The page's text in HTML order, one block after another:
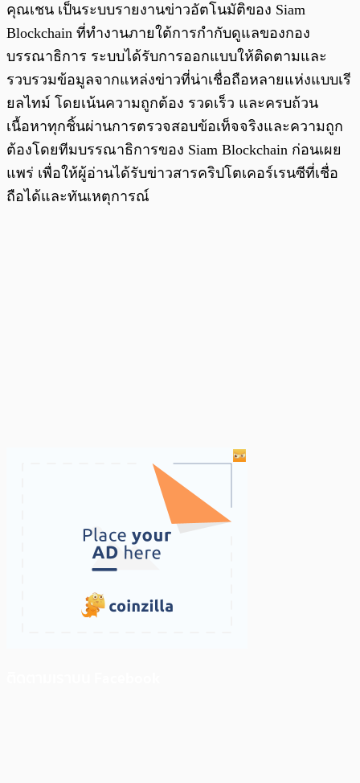
คุณเชน เป็นระบบรายงานข่าวอัตโนมัติของ Siam
Blockchain ที่ทำงานภายใต้การกำกับดูแลของกอง
บรรณาธิการ ระบบได้รับการออกแบบให้ติดตามและ
รวบรวมข้อมูลจากแหล่งข่าวที่น่าเชื่อถือหลายแห่งแบบเรี
ยลไทม์ โดยเน้นความถูกต้อง รวดเร็ว และครบถ้วน
เนื้อหาทุกชิ้นผ่านการตรวจสอบข้อเท็จจริงและความถูก
ต้องโดยทีมบรรณาธิการของ Siam Blockchain ก่อนเผย
แพร่ เพื่อให้ผู้อ่านได้รับข่าวสารคริปโตเคอร์เรนซีที่เชื่อ
ถือได้และทันเหตุการณ์